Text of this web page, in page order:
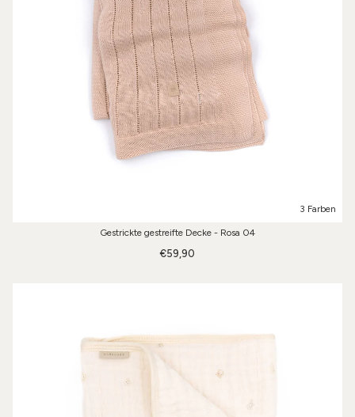
3 Farben
Gestrickte gestreifte Decke - Rosa 04
€59,90